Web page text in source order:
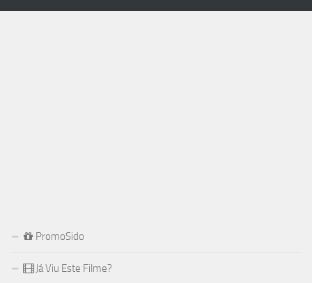
PromoSido
Já Viu Este Filme?